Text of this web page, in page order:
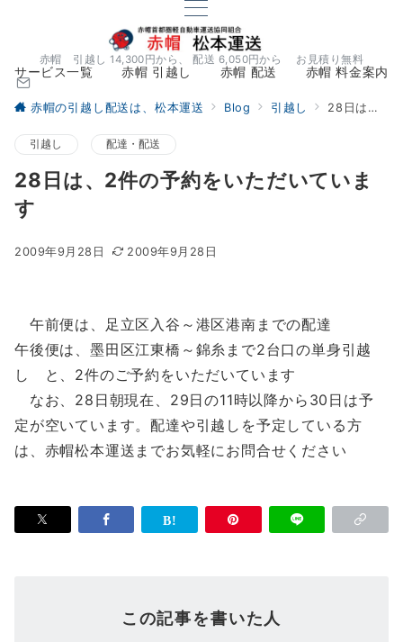
赤帽 引越し 14,300円から、 配送 6,050円から お見積り無料
サービス一覧 赤帽 引越し 赤帽 配送 赤帽 料金案内
赤帽の引越し配送は、松本運送 Blog 引越し 28日は、2件の予約をいただいています
引越し 配達・配送
28日は、2件の予約をいただいていま
す
2009年9月28日 2009年9月28日
午前便は、足立区入谷～港区港南までの配達
午後便は、墨田区江東橋～錦糸まで2台口の単身引越
し と、2件のご予約をいただいています
なお、28日朝現在、29日の11時以降から30日は予
定が空いています。配達や引越しを予定している方
は、赤帽松本運送までお気軽にお問合せください
この記事を書いた人